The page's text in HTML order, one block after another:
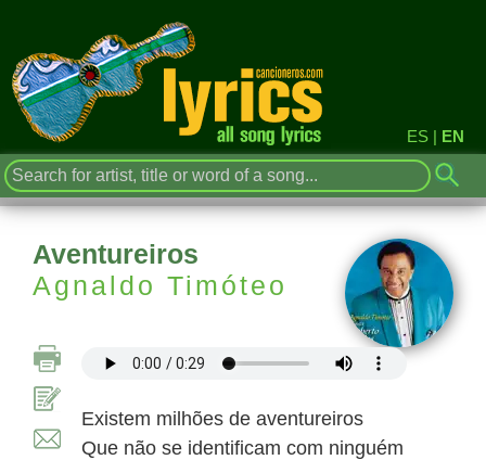
ES | EN
Aventureiros
Agnaldo Timóteo
Existem milhões de aventureiros
Que não se identificam com ninguém